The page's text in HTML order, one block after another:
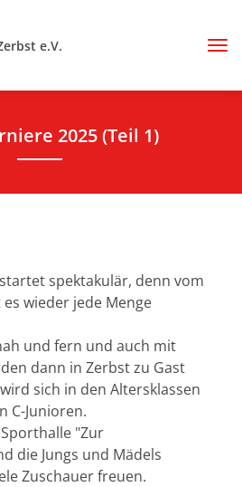
e.V.
2025 (Teil 1)
spektakulär, denn vom
wieder jede Menge
und fern und auch mit
dann in Zerbst zu Gast
sich in den Altersklassen
C-Junioren.
"Zur
die Jungs und Mädels
Zuschauer freuen.